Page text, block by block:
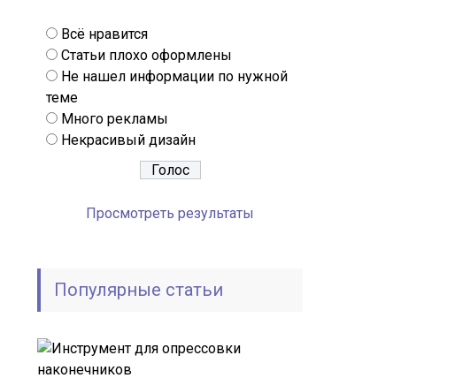
Всё нравится
Статьи плохо оформлены
Не нашел информации по нужной
теме
Много рекламы
Некрасивый дизайн
Просмотреть результаты
Популярные статьи